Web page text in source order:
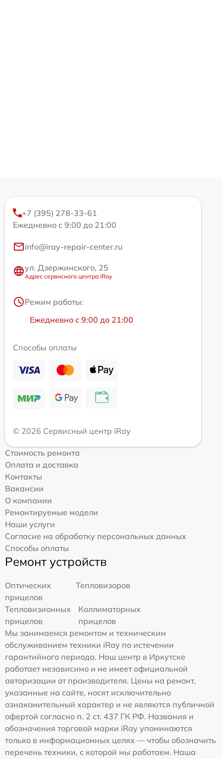
+7 (395) 278-33-61
Ежедневно с 9:00 до 21:00
info@iray-repair-center.ru
ул. Дзержинского, 25
Адрес сервисного центра iRay
Режим работы:
Ежедневно с 9:00 до 21:00
Способы оплаты
© 2026 Сервисный центр iRay
Стоимость ремонта
Оплата и доставка
Контакты
Вакансии
О компании
Ремонтируемые модели
Наши услуги
Согласие на обработку персональных данных
Способы оплаты
Ремонт устройств
Оптических
прицелов
Тепловизоров
Тепловизионных
прицелов
Коллиматорных
прицелов
Мы занимаемся ремонтом и техническим
обслуживанием техники iRay по истечении
гарантийного периода. Наш центр в Иркутске
работает независимо и не имеет официальной
авторизации от производителя. Цены на ремонт,
указанные на сайте, носят исключительно
ознакомительный характер и не являются публичной
офертой согласно п. 2 ст. 437 ГК РФ. Названия и
обозначения торговой марки iRay упоминаются
только в информационных целях — чтобы обозначить
перечень техники, с которой мы работаем. Наша